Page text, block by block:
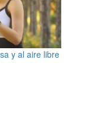
y al aire libre